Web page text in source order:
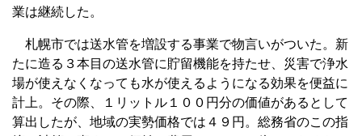
業は継続した。
札幌市では送水管を増設する事業で物言いがついた。新
たに造る３本目の送水管に貯留機能を持たせ、災害で浄水
場が使えなくなっても水が使えるようになる効果を便益に
計上。その際、１リットル１００円分の価値があるとして
算出したが、地域の実勢価格では４９円。総務省のこの指